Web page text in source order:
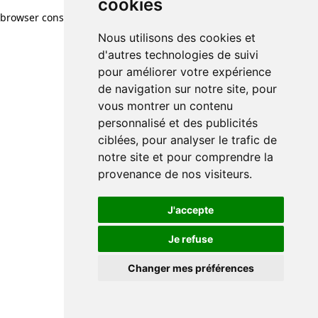
cookies
Nous utilisons des cookies et
d'autres technologies de suivi
pour améliorer votre expérience
de navigation sur notre site, pour
vous montrer un contenu
personnalisé et des publicités
ciblées, pour analyser le trafic de
notre site et pour comprendre la
provenance de nos visiteurs.
J'accepte
Je refuse
Changer mes préférences
browser console for more information)